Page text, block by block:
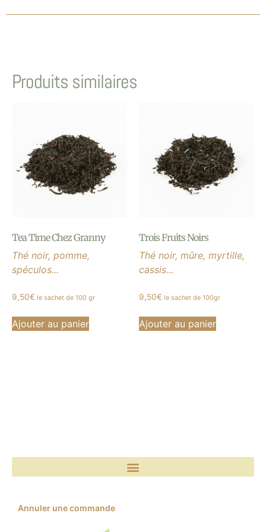
Produits similaires
Tea Time Chez Granny
Thé noir, pomme,
spéculos...
9,50€ le sachet de 100 gr
Ajouter au panier
Trois Fruits Noirs
Thé noir, mûre, myrtille,
cassis...
9,50€ le sachet de 100gr
Ajouter au panier
Annuler une commande